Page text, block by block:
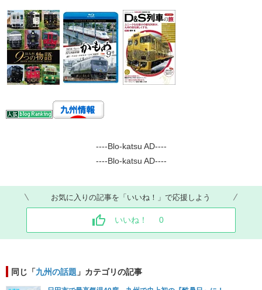
----Blo-katsu AD----
----Blo-katsu AD----
お気に入りの記事を「いいね！」で応援しよう
いいね！ 0
同じ「九州の話題 」カテゴリの記事